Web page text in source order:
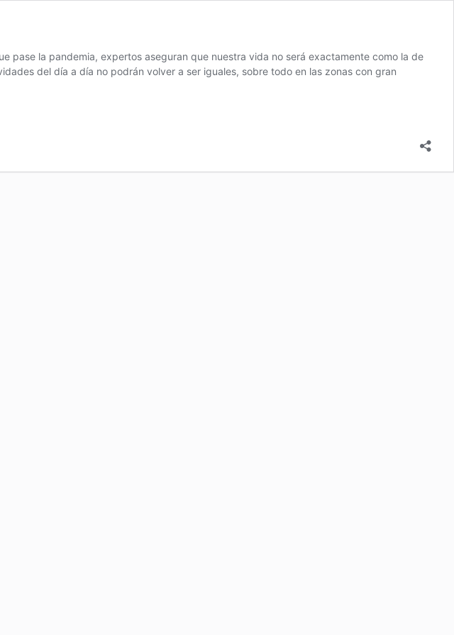
pase la pandemia, expertos aseguran que nuestra vida no será exactamente como la de
del día a día no podrán volver a ser iguales, sobre todo en las zonas con gran